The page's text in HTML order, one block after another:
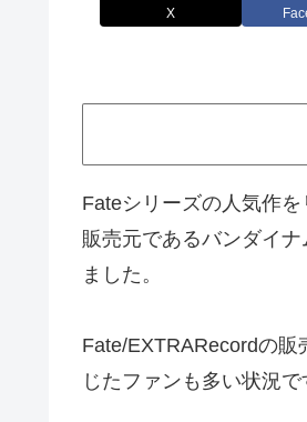
X
Fateシリーズの人気作
販売元であるバンダイ
ました。
Fate/EXTRARecordの
じたファンも多い状況で